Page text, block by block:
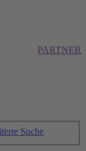
PARTNER
Suche